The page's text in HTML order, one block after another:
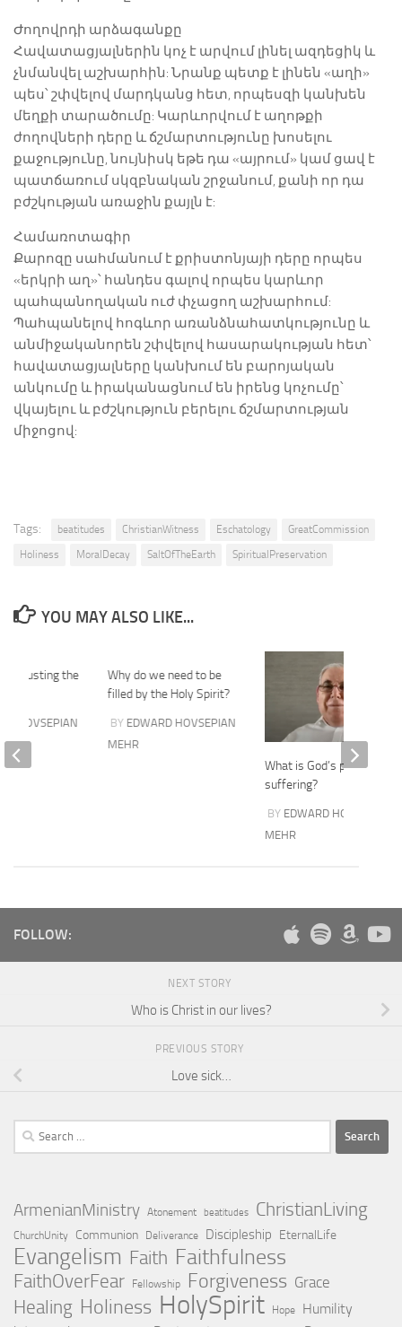
Ժողովրդի արձագանքը
Հավատացյալներին կոչ է արվում լինել ազդեցիկ և
չնմանվել աշխարհին: Նրանք պետք է լինեն «աղի»
պես՝ շփվելով մարդկանց հետ, որպեսզի կանխեն
մեղքի տարածումը: Կարևորվում է աղոթքի
ժողովների դերը և ճշմարտությունը խոսելու
քաջությունը, նույնիսկ եթե դա «այրում» կամ ցավ է
պատճառում սկզբնական շրջանում, քանի որ դա
բժշկության առաջին քայլն է:
Համառոտագիր
Քարոզը սահմանում է քրիստոնյայի դերը որպես
«երկրի աղ»՝ հանդես գալով որպես կարևոր
պահպանողական ուժ փչացող աշխարհում:
Պահպանելով հոգևոր առանձնահատկությունը և
անմիջականորեն շփվելով հասարակության հետ՝
հավատացյալները կանխում են բարոյական
անկումը և իրականացնում են իրենց կոչումը՝
վկայելու և բժշկություն բերելու ճշմարտության
միջոցով:
Tags: beatitudes ChristianWitness Eschatology
GreatCommission
Holiness
MoralDecay SaltOfTheEarth SpiritualPreservation
YOU MAY ALSO LIKE...
Why do we need to be
filled by the Holy Spirit?
BY EDWARD HOVSEPIAN
MEHR
What is God’s purpose in
suffering?
BY EDWARD HOVSEPIAN
MEHR
to trusting the
HOVSEPIAN
FOLLOW:
NEXT STORY
Who is Christ in our lives?
PREVIOUS STORY
Love sick…
Search
for:
ArmenianMinistry Atonement beatitudes ChristianLiving
ChurchUnity Communion Deliverance Discipleship EternalLife
Evangelism Faith Faithfulness
FaithOverFear Fellowship Forgiveness Grace
Healing Holiness HolySpirit Hope
Humility